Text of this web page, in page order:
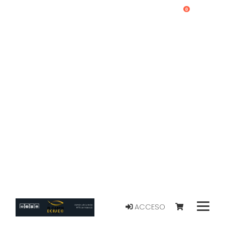
ACCESO
0